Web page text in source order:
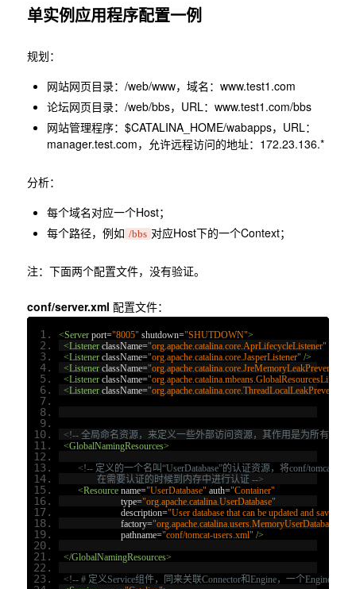
单实例应用程序配置一例
规划：
网站网页目录：/web/www，域名：www.test1.com
论坛网页目录：/web/bbs，URL：www.test1.com/bbs
网站管理程序：$CATALINA_HOME/wabapps，URL：
manager.test.com，允许远程访问的地址：172.23.136.*
分析：
每个域名对应一个Host；
每个路径，例如 /bbs 对应Host下的一个Context；
注：下面两个配置文件，没有验证。
conf/server.xml 配置文件：
<Server port="8005" shutdown="SHUTDOWN">
<Listener className="org.apache.catalina.core.AprLifecycleListener"
<Listener className="org.apache.catalina.core.JasperListener" />
<Listener className=
<Listener className=
<Listener className=
<!-- 全局命名资源，来定义一些外部访问资源，其作用是为所有引擎
<GlobalNamingResources>
<!-- 定义的一个名叫“UserDatabase”的认证资源，将conf/tomcat-
		在需要认证的时候到内存中进行认证 -->
<Resource name="UserDatabase" auth="Container"
type="org.apache.catalina.UserDatabase"
description="User database that can be updated and saved"
factory=
pathname="conf/tomcat-users.xml" />
</GlobalNamingResources>
<!-- # 定义Service组件，同来关联Connector和Engine，一个Engine可